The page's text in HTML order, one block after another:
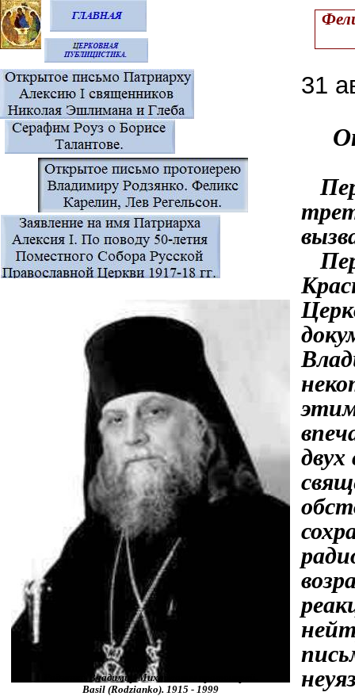
Родзянко Владимир Михайлович протоиерей.
Basil (Rodzianko). 1915 - 1999
31